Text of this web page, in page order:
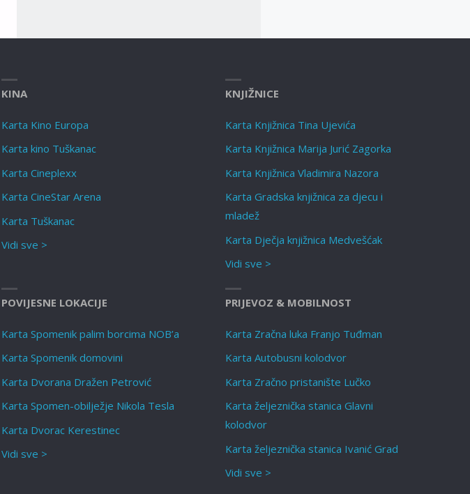
KINA
Karta Kino Europa
Karta kino Tuškanac
Karta Cineplexx
Karta CineStar Arena
Karta Tuškanac
Vidi sve >
KNJIŽNICE
Karta Knjižnica Tina Ujevića
Karta Knjižnica Marija Jurić Zagorka
Karta Knjižnica Vladimira Nazora
Karta Gradska knjižnica za djecu i
mladež
Karta Dječja knjižnica Medvešćak
Vidi sve >
POVIJESNE LOKACIJE
Karta Spomenik palim borcima NOB’a
Karta Spomenik domovini
Karta Dvorana Dražen Petrović
Karta Spomen-obilježje Nikola Tesla
Karta Dvorac Kerestinec
Vidi sve >
PRIJEVOZ & MOBILNOST
Karta Zračna luka Franjo Tuđman
Karta Autobusni kolodvor
Karta Zračno pristanište Lučko
Karta željeznička stanica Glavni
kolodvor
Karta željeznička stanica Ivanić Grad
Vidi sve >